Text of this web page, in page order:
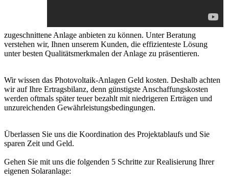
zugeschnittene Anlage anbieten zu können. Unter Beratung
verstehen wir, Ihnen unserem Kunden, die effizienteste Lösung
unter besten Qualitätsmerkmalen der Anlage zu präsentieren.
Wir wissen das Photovoltaik-Anlagen Geld kosten. Deshalb achten
wir auf Ihre Ertragsbilanz, denn günstigste Anschaffungskosten
werden oftmals später teuer bezahlt mit niedrigeren Erträgen und
unzureichenden Gewährleistungsbedingungen.
Überlassen Sie uns die Koordination des Projektablaufs und Sie
sparen Zeit und Geld.
Gehen Sie mit uns die folgenden 5 Schritte zur Realisierung Ihrer
eigenen Solaranlage: